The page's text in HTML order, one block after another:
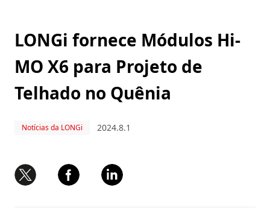
LONGi fornece Módulos Hi-
MO X6 para Projeto de
Telhado no Quênia
Notícias da LONGi 2024.8.1